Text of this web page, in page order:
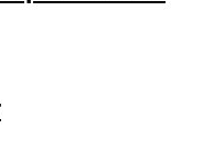
kr..